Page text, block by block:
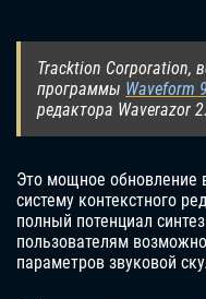
Tracktion Corporation,
программы Waveform 9
редактора Waverazor
Это мощное обновление
систему контекстного
полный потенциал
пользователям
параметров звуковой